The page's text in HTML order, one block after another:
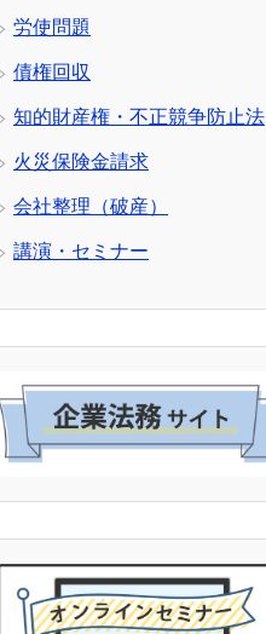
労使問題
債権回収
知的財産権・不正競争防止法
火災保険金請求
会社整理（破産）
講演・セミナー